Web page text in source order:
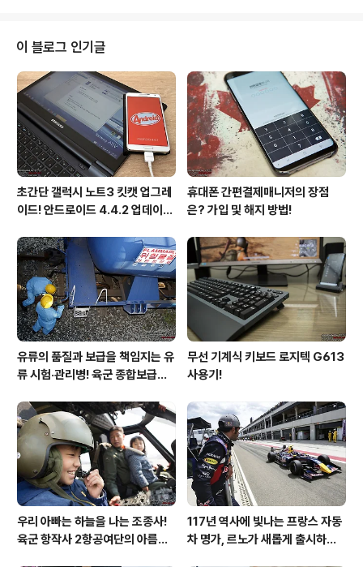
나라인 하얼빈에서 겨울을 보냈다. 매일 아침 일기예보가
영하 30도를 기본으로 찍어주는 하얼빈의 추위는 정말 상
상을 초월하였다. 사실 그때까지만 하여도 하얼빈이 제일
추운 줄 알았다. 허나 오산이었다. 2년동안 군복무를 한 강
원도의 추위 앞에서는 얼음도시 하얼빈도 적수가 되지 않
았다. 지금..
이 블로그 인기글
초간단 갤럭시 노트3 킷캣 업그레
이드! 안드로이드 4.4.2 업데이트
휴대폰 간편결제매니저의 장점
은? 가입 및 해지 방법!
유류의 품질과 보급을 책임지는 유
류 시험·관리병! 육군 종합보급창
무선 기계식 키보드 로지텍 G613
사용기!
우리 아빠는 하늘을 나는 조종사!
육군 항작사 2항공여단의 아름다
117년 역사에 빛나는 프랑스 자동
차 명가, 르노가 새롭게 출시하는